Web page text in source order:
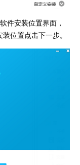
安装位置界面，
位置点击下一步。